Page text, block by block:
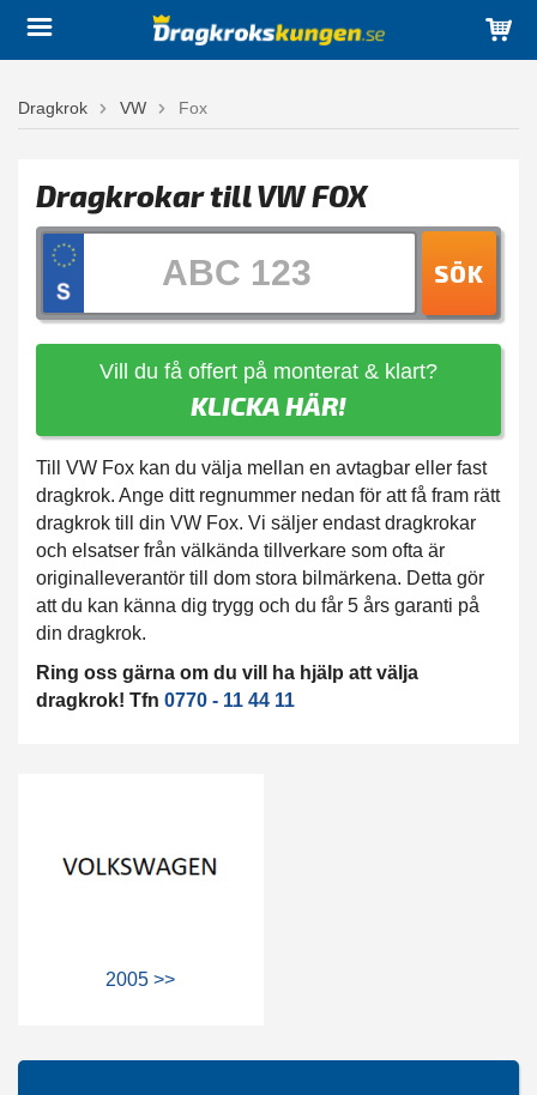
Dragkrok VW Fox
Dragkrokar till VW FOX
SÖK
Vill du få offert på monterat & klart?
KLICKA HÄR!
Till VW Fox kan du välja mellan en avtagbar eller fast
dragkrok. Ange ditt regnummer nedan för att få fram rätt
dragkrok till din VW Fox. Vi säljer endast dragkrokar
och elsatser från välkända tillverkare som ofta är
originalleverantör till dom stora bilmärkena. Detta gör
att du kan känna dig trygg och du får 5 års garanti på
din dragkrok.
Ring oss gärna om du vill ha hjälp att välja
dragkrok! Tfn 0770 - 11 44 11
2005 >>